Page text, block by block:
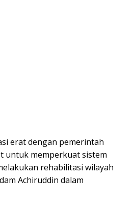
erat dengan pemerintah
untuk memperkuat sistem
rehabilitasi wilayah
Achiruddin dalam